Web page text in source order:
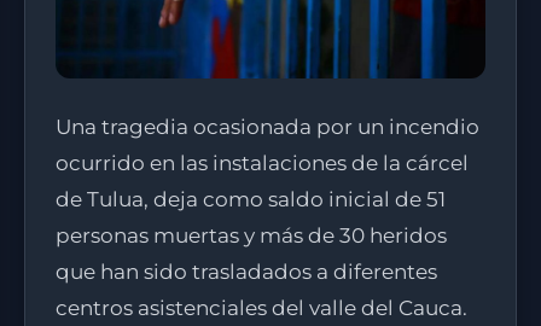
Una tragedia ocasionada por un incendio
ocurrido en las instalaciones de la cárcel
de Tulua, deja como saldo inicial de 51
personas muertas y más de 30 heridos
que han sido trasladados a diferentes
centros asistenciales del valle del Cauca.